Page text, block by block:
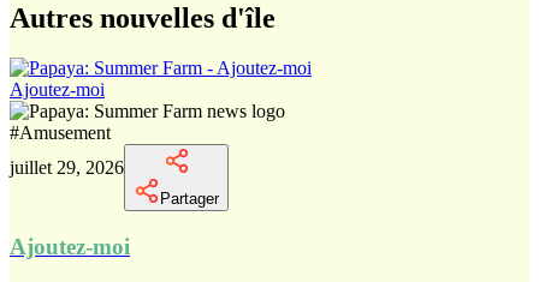
Autres nouvelles d'île
Ajoutez-moi
#Amusement
juillet 29, 2026
Partager
Ajoutez-moi